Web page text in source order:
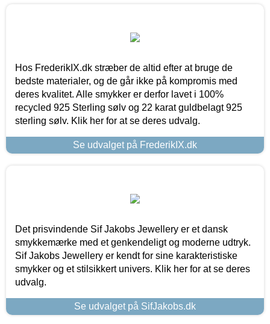
Hos FrederikIX.dk stræber de altid efter at bruge de
bedste materialer, og de går ikke på kompromis med
deres kvalitet. Alle smykker er derfor lavet i 100%
recycled 925 Sterling sølv og 22 karat guldbelagt 925
sterling sølv. Klik her for at se deres udvalg.
Se udvalget på FrederikIX.dk
Det prisvindende Sif Jakobs Jewellery er et dansk
smykkemærke med et genkendeligt og moderne udtryk.
Sif Jakobs Jewellery er kendt for sine karakteristiske
smykker og et stilsikkert univers. Klik her for at se deres
udvalg.
Se udvalget på SifJakobs.dk